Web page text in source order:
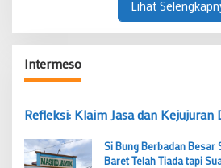
Lihat
Intermeso
Refleksi: Klaim Jasa dan Kejujuran
Si Bung Berbadan Besar
Baret Telah Tiada tapi